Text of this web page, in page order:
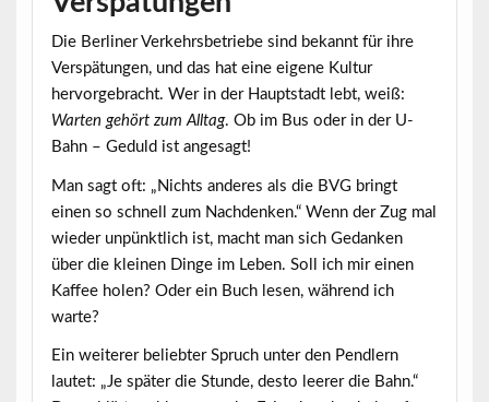
Die Berliner Verkehrsbetriebe sind bekannt für ihre
Verspätungen, und das hat eine eigene Kultur
hervorgebracht. Wer in der Hauptstadt lebt, weiß:
Warten gehört zum Alltag. Ob im Bus oder in der U-
Bahn – Geduld ist angesagt!
Man sagt oft: „Nichts anderes als die BVG bringt
einen so schnell zum Nachdenken.“ Wenn der Zug mal
wieder unpünktlich ist, macht man sich Gedanken
über die kleinen Dinge im Leben. Soll ich mir einen
Kaffee holen? Oder ein Buch lesen, während ich
warte?
Ein weiterer beliebter Spruch unter den Pendlern
lautet: „Je später die Stunde, desto leerer die Bahn.“